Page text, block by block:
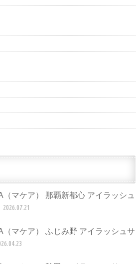
（マケア） 那覇新都心 アイラッシュ
2026.07.21
（マケア） ふじみ野 アイラッシュサ